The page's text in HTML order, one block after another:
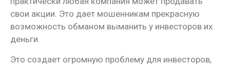
свои акции. Это дает мошенникам прекрасную
возможность обманом выманить у инвесторов их
деньги.
Это создает огромную проблему для инвесторов,